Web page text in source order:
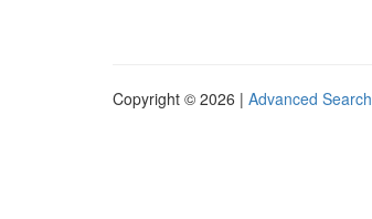
Copyright © 2026 | Advanced Search